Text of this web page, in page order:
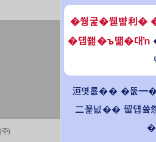
�쒕굹�붿뺨利�
�덉쐞�ъ떎�대ŉ
洹몃룞�� �뚮━�
二꾩넚�� 留덉쓬